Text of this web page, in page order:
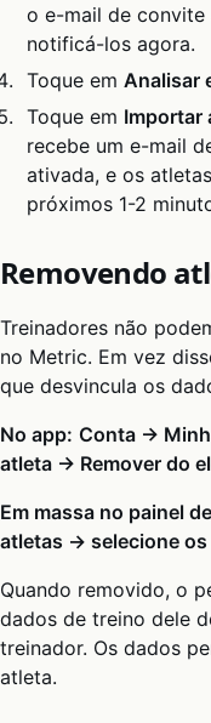
o e-mail de
notificá-los agora.
Toque emAnalisar
Toque em Importar
recebe um e-mail
ativada, e os
próximos 1-2
Removendo
Treinadores não
no Metric. Em vez
que desvincula os
No app: Conta →
atleta → Remover do
Em massa no painel
atletas → selecione
Quando removido, o
dados de treino dele
treinador. Os dados
atleta.